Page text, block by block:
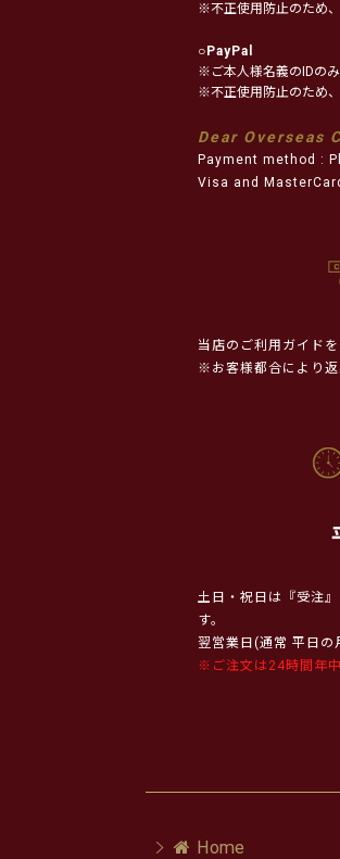
※不正使用防止のため
○ PayPal
※ご本人様名義のIDのみ
※不正使用防止のため
Dear Overseas
Payment method :
Visa and
当店のご利用ガイド
※お客様都合により返
土日・祝日は『受注
す。
翌営業日(通常 平日の
※ご注文は24時間年中
Home